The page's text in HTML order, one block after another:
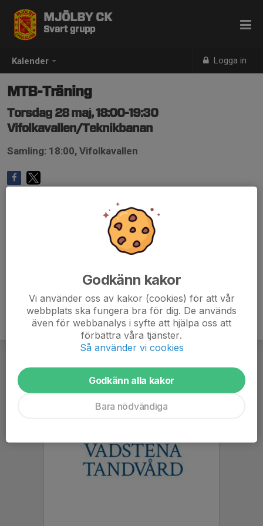
Kalender Logga in
MJÖLBY CK
Svart grupp
MTB-Träning
Torsdag 28 maj, 18:00-19:30
Vifolkavallen/Teknikbanan
Samling: 18:00, Vifolkavallen
Godkänn kakor
Vi använder oss av kakor (cookies) för att vår
webbplats ska fungera bra för dig. De används
även för webbanalys i syfte att hjälpa oss att
förbättra våra tjänster.
Så använder vi cookies
Godkänn alla kakor
Bara nödvändiga